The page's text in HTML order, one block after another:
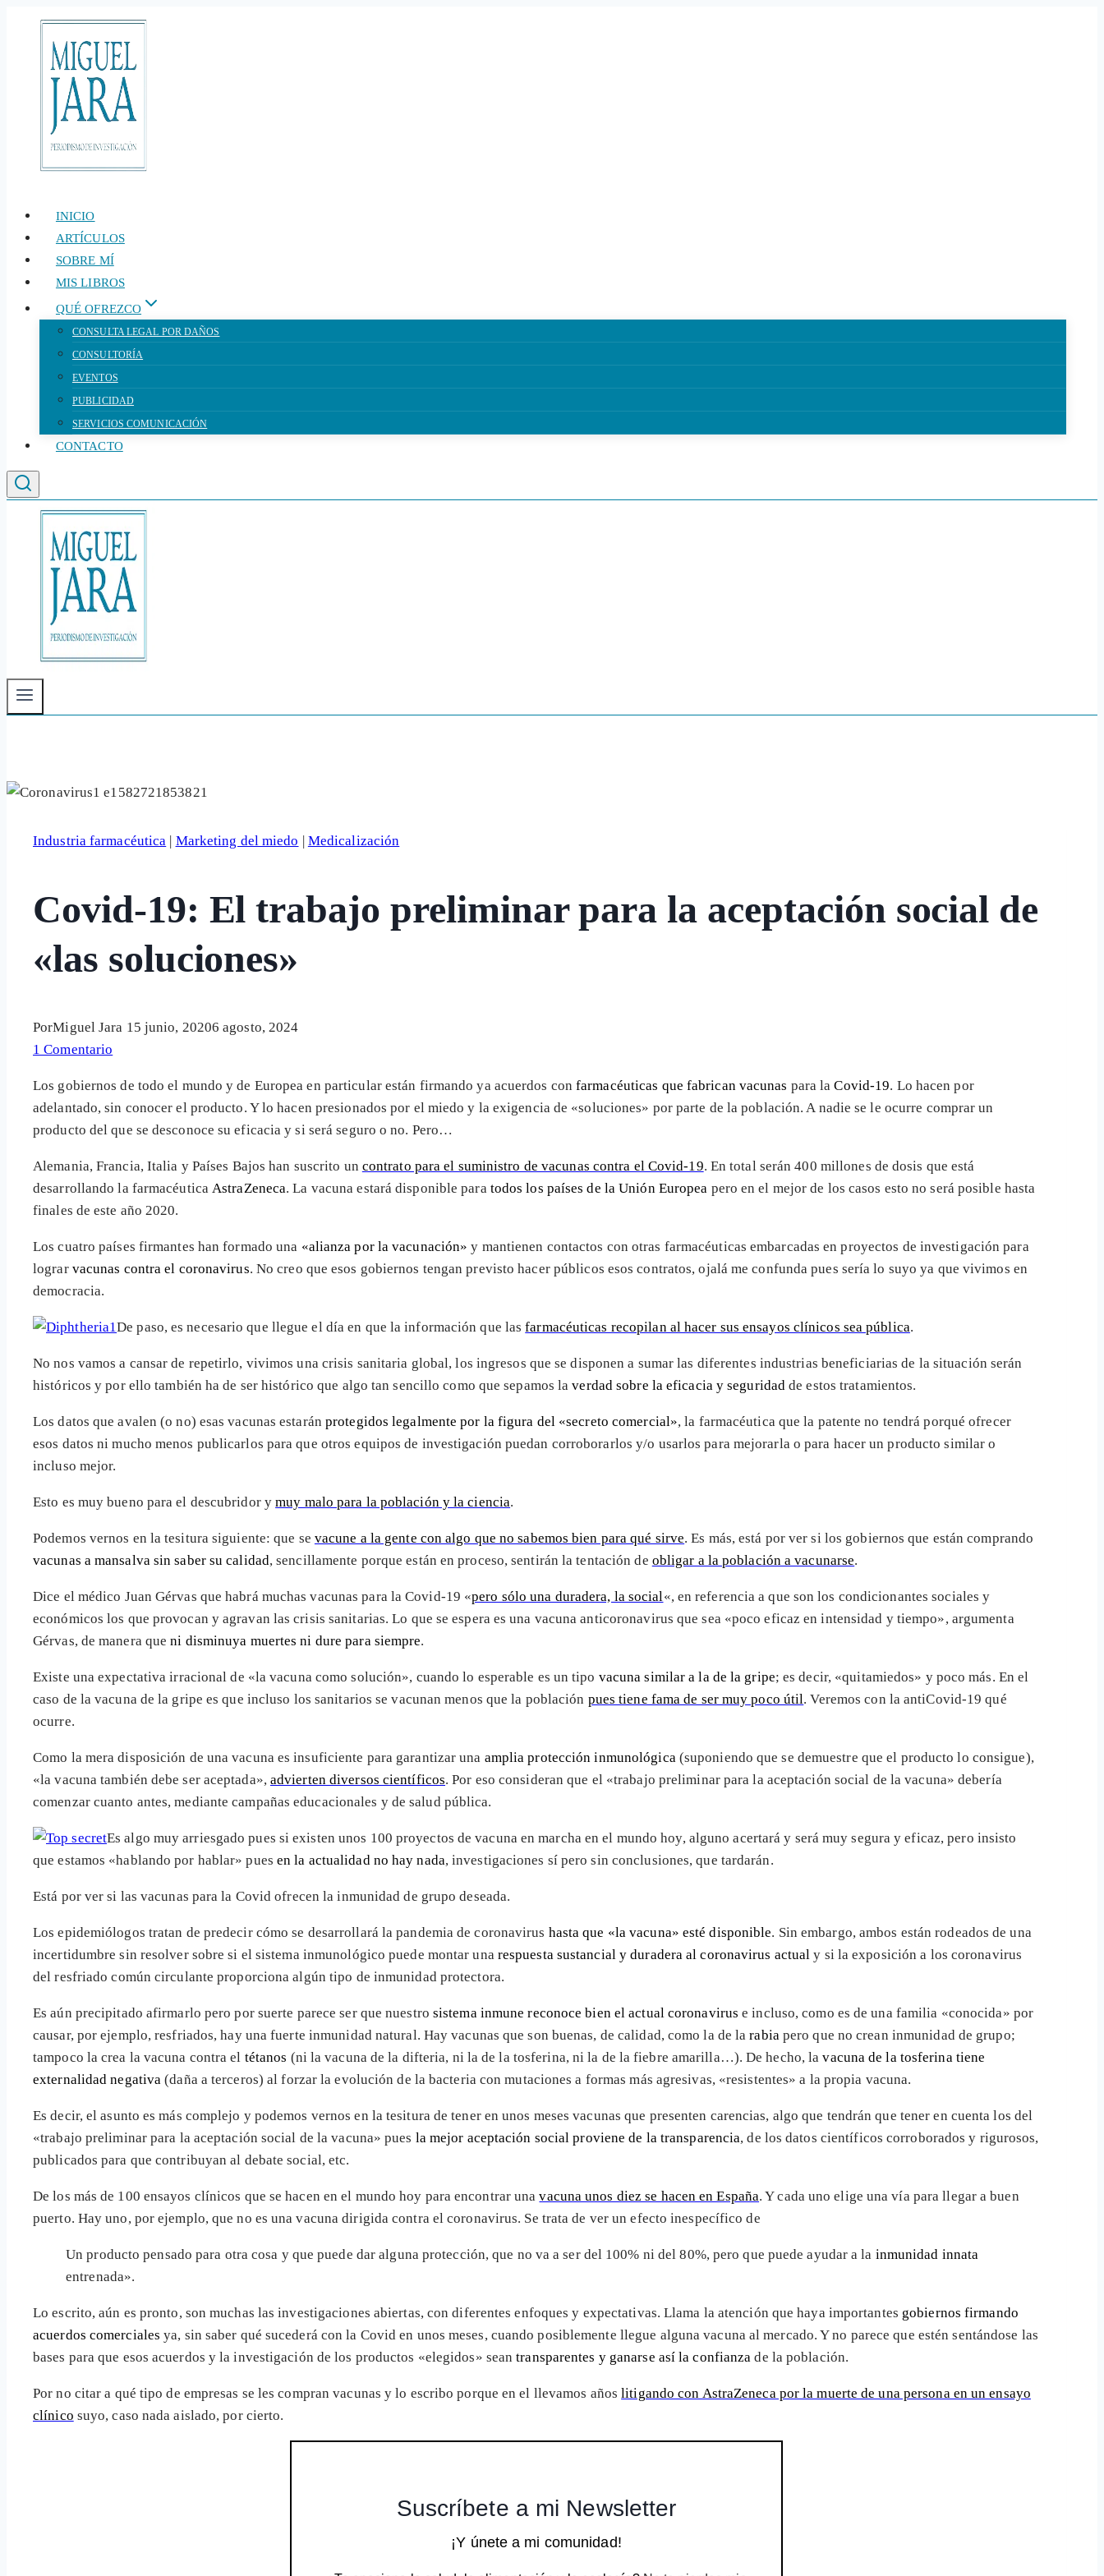
contenido
INICIO
ARTÍCULOS
SOBRE MÍ
MIS LIBROS
QUÉ OFREZCO
CONSULTA LEGAL POR DAÑOS
CONSULTORÍA
EVENTOS
PUBLICIDAD
SERVICIOS COMUNICACIÓN
CONTACTO
Industria farmacéutica Marketing del miedo Medicalización
Covid-19: El trabajo preliminar para la aceptación social de
«las soluciones»
PorMiguel Jara 15 junio, 20206 agosto, 2024
1 Comentario
Los gobiernos de todo el mundo y de Europea en particular están firmando ya acuerdos confarmacéuticas que fabrican vacunas para laCovid-19. Lo hacen por
adelantado, sin conocer el producto. Y lo hacen presionados por el miedo y la exigencia de «soluciones» por parte de la población. A nadie se le ocurre comprar un
producto del que se desconoce su eficacia y si será seguro o no. Pero…
Alemania, Francia, Italia y Países Bajos han suscrito un contrato para el suministro de vacunas contra el Covid-19. En total serán 400 millones de dosis que está
desarrollando la farmacéuticaAstraZeneca. La vacuna estará disponible para todos los países de la Unión Europea pero en el mejor de los casos esto no será posible hasta
finales de este año 2020.
Los cuatro países firmantes han formado una «alianza por la vacunación» y mantienen contactos con otras farmacéuticas embarcadas en proyectos de investigación para
lograr vacunas contra el coronavirus. No creo que esos gobiernos tengan previsto hacer públicos esos contratos, ojalá me confunda pues sería lo suyo ya que vivimos en
democracia.
De paso, es necesario que llegue el día en que la información que lasfarmacéuticas recopilan al hacer sus ensayos clínicos sea pública.
No nos vamos a cansar de repetirlo, vivimos una crisis sanitaria global, los ingresos que se disponen a sumar las diferentes industrias beneficiarias de la situación serán
históricos y por ello también ha de ser histórico que algo tan sencillo como que sepamos laverdad sobre la eficacia y seguridad de estos tratamientos.
Los datos que avalen (o no) esas vacunas estarán protegidos legalmente por la figura del «secreto comercial», la farmacéutica que la patente no tendrá porqué ofrecer
esos datos ni mucho menos publicarlos para que otros equipos de investigación puedan corroborarlos y/o usarlos para mejorarla o para hacer un producto similar o
incluso mejor.
Esto es muy bueno para el descubridor ymuy malo para la población y la ciencia.
Podemos vernos en la tesitura siguiente: que se vacune a la gente con algo que no sabemos bien para qué sirve. Es más, está por ver si los gobiernos que están comprando
vacunas a mansalva sin saber su calidad, sencillamente porque están en proceso, sentirán la tentación de obligar a la población a vacunarse.
Dice el médico Juan Gérvas que habrá muchas vacunas para la Covid-19 «pero sólo una duradera, la social«, en referencia a que son los condicionantes sociales y
económicos los que provocan y agravan las crisis sanitarias. Lo que se espera es una vacuna anticoronavirus que sea «poco eficaz en intensidad y tiempo», argumenta
Gérvas, de manera queni disminuya muertes ni dure para siempre.
Existe una expectativa irracional de «la vacuna como solución», cuando lo esperable es un tipo vacuna similar a la de la gripe; es decir, «quitamiedos» y poco más. En el
caso de la vacuna de la gripe es que incluso los sanitarios se vacunan menos que la población pues tiene fama de ser muy poco útil. Veremos con la antiCovid-19 qué
ocurre.
Como la mera disposición de una vacuna es insuficiente para garantizar una amplia protección inmunológica (suponiendo que se demuestre que el producto lo consigue),
«la vacuna también debe ser aceptada», advierten diversos científicos. Por eso consideran que el «trabajo preliminar para la aceptación social de la vacuna» debería
comenzar cuanto antes, mediante campañas educacionales y de salud pública.
Es algo muy arriesgado pues si existen unos 100 proyectos de vacuna en marcha en el mundo hoy, alguno acertará y será muy segura y eficaz, pero insisto
que estamos «hablando por hablar» pues en la actualidad no hay nada, investigaciones sí pero sin conclusiones, que tardarán.
Está por ver si las vacunas para la Covid ofrecen la inmunidad de grupo deseada.
Los epidemiólogos tratan de predecir cómo se desarrollará la pandemia de coronavirus hasta que «la vacuna» esté disponible. Sin embargo, ambos están rodeados de una
incertidumbre sin resolver sobre si el sistema inmunológico puede montar una respuesta sustancial y duradera al coronavirus actual y si la exposición a los coronavirus
del resfriado común circulante proporciona algún tipo de inmunidad protectora.
Es aún precipitado afirmarlo pero por suerte parece ser que nuestro sistema inmune reconoce bien el actual coronavirus e incluso, como es de una familia «conocida» por
causar, por ejemplo, resfriados, hay una fuerte inmunidad natural. Hay vacunas que son buenas, de calidad, como la de larabiapero que no crean inmunidad de grupo;
tampoco la crea la vacuna contra el tétanos (ni la vacuna de la difteria, ni la de la tosferina, ni la de la fiebre amarilla…). De hecho, lavacuna de la tosferina tiene
externalidad negativa (daña a terceros) al forzar la evolución de la bacteria con mutaciones a formas más agresivas, «resistentes» a la propia vacuna.
Es decir, el asunto es más complejo y podemos vernos en la tesitura de tener en unos meses vacunas que presenten carencias, algo que tendrán que tener en cuenta los del
«trabajo preliminar para la aceptación social de la vacuna» pues la mejor aceptación social proviene de la transparencia, de los datos científicos corroborados y rigurosos,
publicados para que contribuyan al debate social, etc.
De los más de 100 ensayos clínicos que se hacen en el mundo hoy para encontrar unavacuna unos diez se hacen en España. Y cada uno elige una vía para llegar a buen
puerto. Hay uno, por ejemplo, que no es una vacuna dirigida contra el coronavirus. Se trata de ver un efecto inespecífico de
Un producto pensado para otra cosa y que puede dar alguna protección, que no va a ser del 100% ni del 80%, pero que puede ayudar a la inmunidad innata
entrenada».
Lo escrito, aún es pronto, son muchas las investigaciones abiertas, con diferentes enfoques y expectativas. Llama la atención que haya importantes gobiernos firmando
acuerdos comerciales ya, sin saber qué sucederá con la Covid en unos meses, cuando posiblemente llegue alguna vacuna al mercado. Y no parece que estén sentándose las
bases para que esos acuerdos y la investigación de los productos «elegidos» seantransparentes y ganarse así la confianza de la población.
Por no citar a qué tipo de empresas se les compran vacunas y lo escribo porque en el llevamos añoslitigando con AstraZeneca por la muerte de una persona en un ensayo
clínico suyo, caso nada aislado, por cierto.
Suscríbete a mi Newsletter
¡Y únete a mi comunidad!